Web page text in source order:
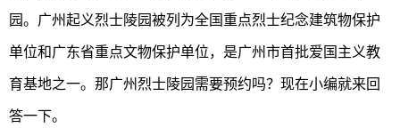
园。广州起义烈士陵园被列为全国重点烈士纪念建筑物保护
单位和广东省重点文物保护单位，是广州市首批爱国主义教
育基地之一。那广州烈士陵园需要预约吗？现在小编就来回
答一下。